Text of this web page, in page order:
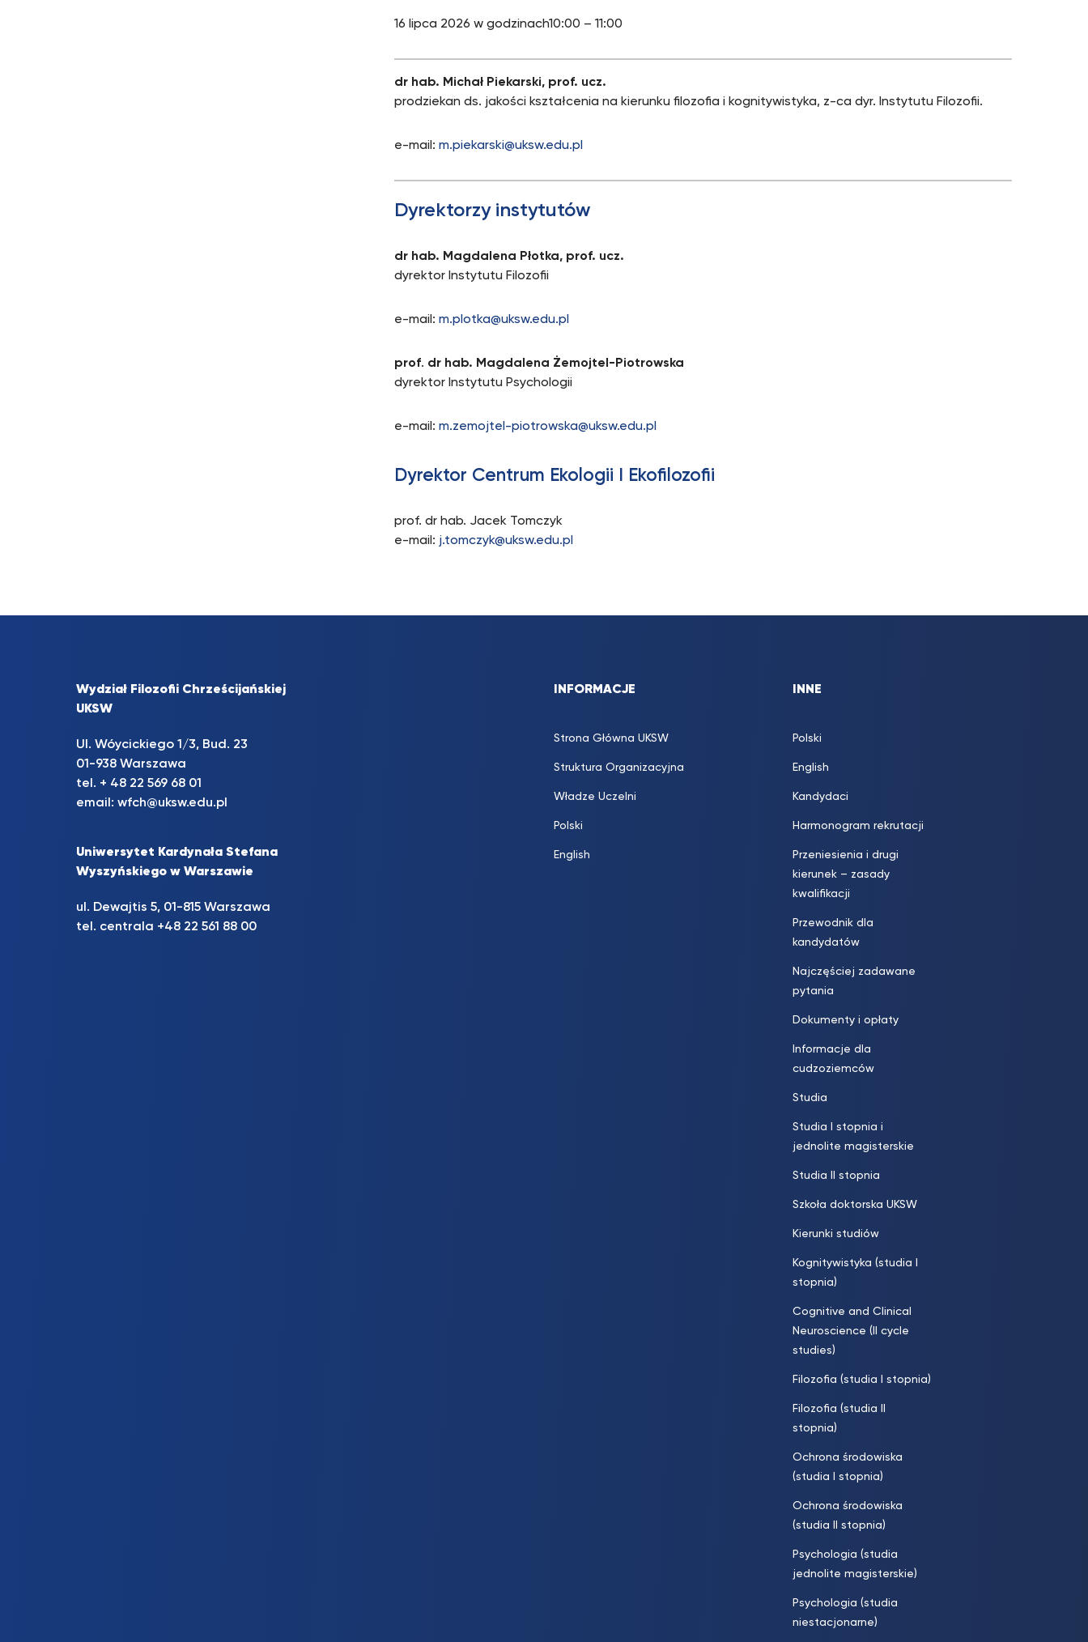
16 lipca 2026 w godzinach10:00 – 11:00
dr hab. Michał Piekarski, prof. ucz.
prodziekan ds. jakości kształcenia na kierunku filozofia i kognitywistyka, z-ca dyr. Instytutu Filozofii.
e-mail:m.piekarski@uksw.edu.pl
Dyrektorzy instytutów
dr hab. Magdalena Płotka, prof. ucz.
dyrektor Instytutu Filozofii
e-mail:m.plotka@uksw.edu.pl
prof. dr hab. Magdalena Żemojtel-Piotrowska
dyrektor Instytutu Psychologii
e-mail:m.zemojtel-piotrowska@uksw.edu.pl
Dyrektor Centrum Ekologii I Ekofilozofii
prof. dr hab. Jacek Tomczyk
e-mail: j.tomczyk@uksw.edu.pl
Wydział Filozofii Chrześcijańskiej
UKSW
Ul. Wóycickiego 1/3, Bud. 23
01-938 Warszawa
tel. + 48 22 569 68 01
email: wfch@uksw.edu.pl
Uniwersytet Kardynała Stefana
Wyszyńskiego w Warszawie
ul. Dewajtis 5, 01-815 Warszawa
tel. centrala +48 22 561 88 00
INFORMACJE
Strona Główna UKSW
Struktura Organizacyjna
Władze Uczelni
Polski
English
INNE
Polski
English
Kandydaci
Harmonogram rekrutacji
Przeniesienia i drugi
kierunek – zasady
kwalifikacji
Przewodnik dla
kandydatów
Najczęściej zadawane
pytania
Dokumenty i opłaty
Informacje dla
cudzoziemców
Studia
Studia I stopnia i
jednolite magisterskie
Studia II stopnia
Szkoła doktorska UKSW
Kierunki studiów
Kognitywistyka (studia I
stopnia)
Cognitive and Clinical
Neuroscience (II cycle
studies)
Filozofia (studia I stopnia)
Filozofia (studia II
stopnia)
Ochrona środowiska
(studia I stopnia)
Ochrona środowiska
(studia II stopnia)
Psychologia (studia
jednolite magisterskie)
Psychologia (studia
niestacjonarne)